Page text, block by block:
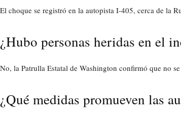
El choque se registró en la autopista I-405, cerca de la
¿Hubo personas heridas en el
No, la Patrulla Estatal de Washington confirmó que no
¿Qué medidas promueven las